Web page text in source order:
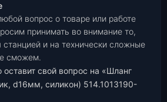
вопрос о товаре или работе
принимать во внимание то,
и на технически сложные
сможем.
свой вопрос на «Шланг
d16мм, силикон) 514.1013190-